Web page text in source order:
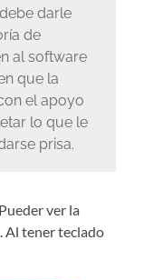
darle
de
al software
que la
el apoyo
lo que le
prisa.
ver la
Al tener teclado